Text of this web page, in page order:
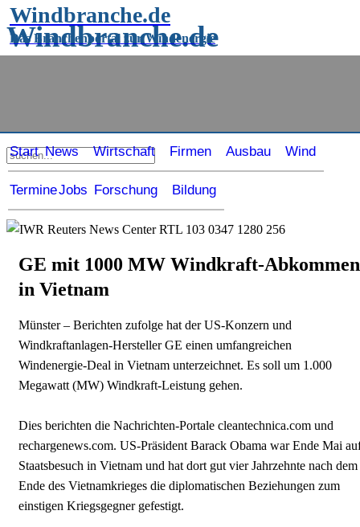
Windbranche.de
Start News Wirtschaft Firmen Ausbau Wind
TermineJobs Forschung Bildung
Windbranche.de
Das Branchenportal zur Windenergie
GE mit 1000 MW Windkraft-Abkommen
in Vietnam
Münster – Berichten zufolge hat der US-Konzern und
Windkraftanlagen-Hersteller GE einen umfangreichen
Windenergie-Deal in Vietnam unterzeichnet. Es soll um 1.000
Megawatt (MW) Windkraft-Leistung gehen.
Dies berichten die Nachrichten-Portale cleantechnica.com und
rechargenews.com. US-Präsident Barack Obama war Ende Mai
Staatsbesuch in Vietnam und hat dort gut vier Jahrzehnte nach dem
Ende des Vietnamkrieges die diplomatischen Beziehungen zum
einstigen Kriegsgegner gefestigt.